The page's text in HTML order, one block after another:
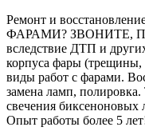
Ремонт и
ФАРАМИ? ЗВОНИТЕ,
вследствие ДТП и
корпуса фары (трещины,
виды работ с фарами.
замена ламп, полировка.
свечения
Опыт работы более 5